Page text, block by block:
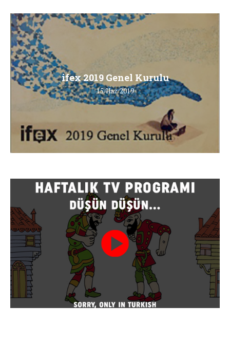
ifex 2019 Genel Kurulu
15/Haz/2019